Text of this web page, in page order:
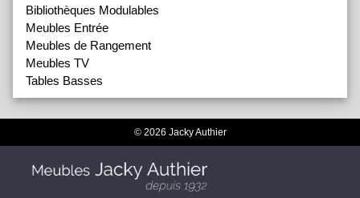
Bibliothèques Modulables
Meubles Entrée
Meubles de Rangement
Meubles TV
Tables Basses
© 2026 Jacky Authier